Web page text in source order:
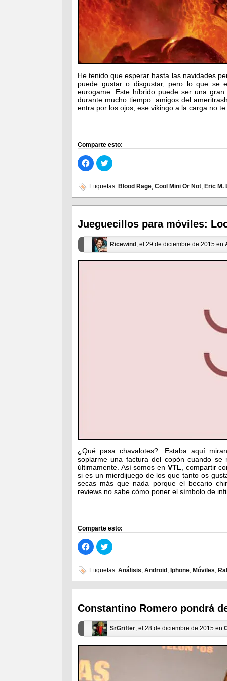
He tenido que esperar hasta las navidades
puede gustar o disgustar, pero lo que se
eurogame. Este híbrido puede ser una
durante mucho tiempo: amigos del
entra por los ojos, ese vikingo a la carga no te
Comparte esto:
Haz
clic
para
en
Facebook
(Se
abre
ventana
nueva)
Haz
clic
en
(Se
abre
ventana
nueva)
Etiquetas: Blood Rage, Cool Mini Or Not, Eric M.
Jueguecillos para móviles:
Ricewind , el 29 de diciembre de 2015 en
¿Qué pasa chavalotes?. Estaba aquí
soplarme una factura del copón cuando
últimamente. Así somos en VTL, compartir
si es un mierdijuego de los que tanto os
secas más que nada porque el becario
reviews no sabe cómo poner el símbolo de
Comparte esto:
Haz
clic
para
en
Facebook
(Se
abre
ventana
nueva)
Haz
clic
en
(Se
abre
ventana
nueva)
Etiquetas: Análisis, Android , Iphone, Móviles,
Constantino Romero pondrá
SrGrifter, el 28 de diciembre de 2015 en